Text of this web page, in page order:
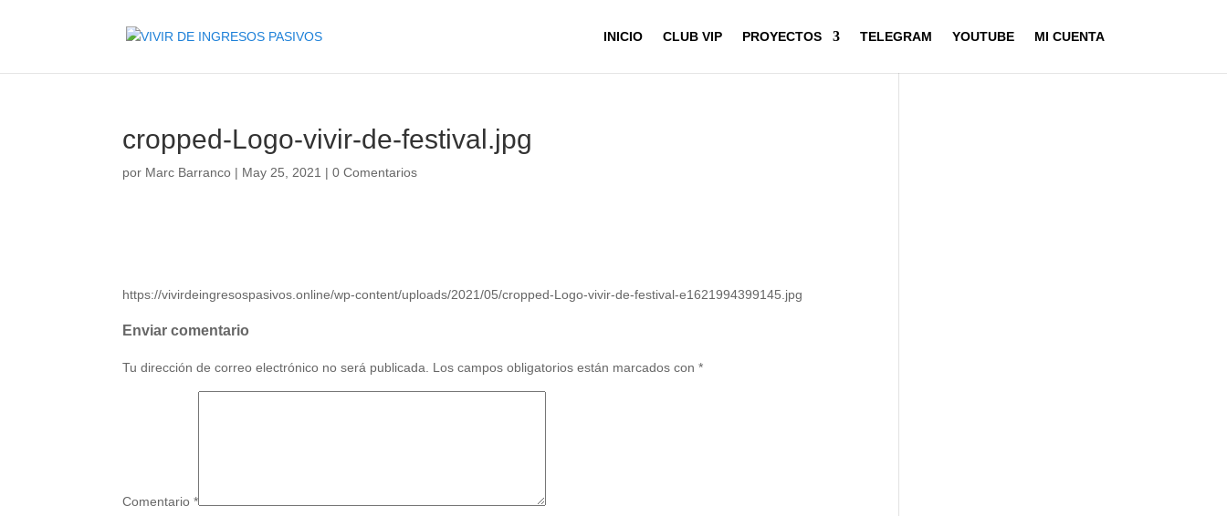
INICIO CLUB VIP PROYECTOS TELEGRAM YOUTUBE MI CUENTA
cropped-Logo-vivir-de-festival.jpg
por Marc Barranco | May 25, 2021 |0 Comentarios
https://vivirdeingresospasivos.online/wp-content/uploads/2021/05/cropped-Logo-vivir-de-festival-e1621994399145.jpg
Enviar comentario
Tu dirección de correo electrónico no será publicada. Los campos obligatorios están marcados con*
Comentario*